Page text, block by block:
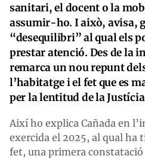
sanitari, el docent o la
assumir-ho. I això, avisa,
“desequilibri” al qual els
prestar atenció. Des de la
remarca un nou repunt
l’habitatge i el fet que es
per la lentitud de la
Així ho explica Cañada en
exercida el 2025, al qual ha
fet, una primera constatació